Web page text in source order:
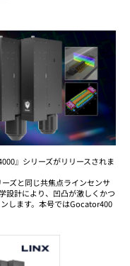
』シリーズがリリースされま
ズと同じ共焦点ラインセンサ
設計により、凹凸が激しくかつ
します。本号ではGocator400